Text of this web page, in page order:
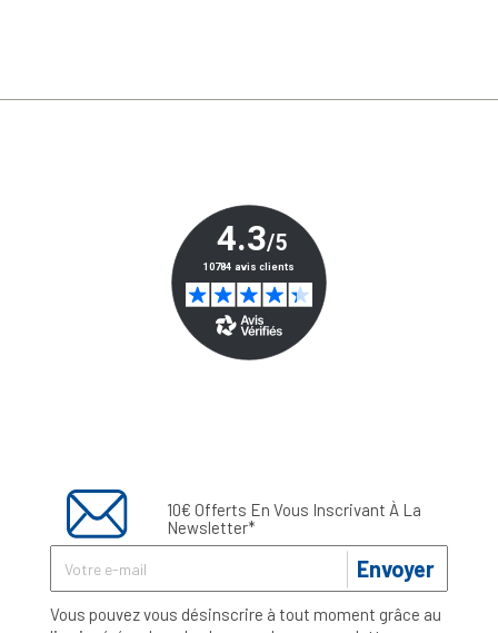
10€ Offerts En Vous Inscrivant À La
Newsletter*
Envoyer
Vous pouvez vous désinscrire à tout moment grâce au